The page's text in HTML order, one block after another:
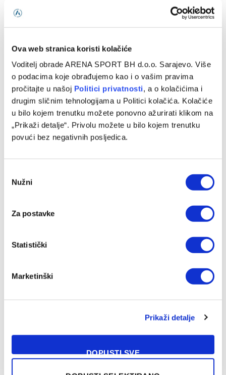
Ova web stranica koristi kolačiće
Voditelj obrade ARENA SPORT BH d.o.o. Sarajevo. Više
o podacima koje obrađujemo kao i o vašim pravima
pročitajte u našoj Politici privatnosti, a o kolačićima i
drugim sličnim tehnologijama u Politici kolačića. Kolačiće
u bilo kojem trenutku možete ponovno ažurirati klikom na
„Prikaži detalje“. Privolu možete u bilo kojem trenutku
povući bez negativnih posljedica.
Selection
Nužni
Za postavke
Statistički
Marketinški
Prikaži detalje
DOPUSTI SVE